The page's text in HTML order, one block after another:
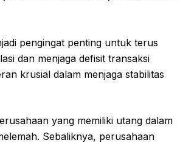
pengingat penting untuk terus
dan menjaga defisit transaksi
krusial dalam menjaga stabilitas
yang memiliki utang dalam
Sebaliknya, perusahaan